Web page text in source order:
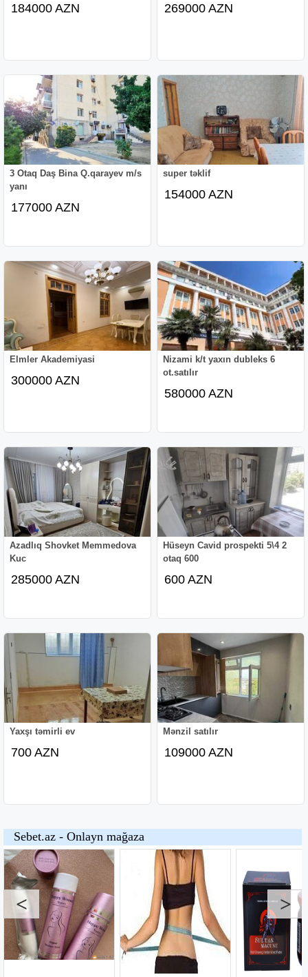
184000 AZN 269000 AZN
3 Otaq Daş Bina Q.qarayev m/s
yanı
177000 AZN
super təklif
154000 AZN
Elmler Akademiyasi
300000 AZN
Nizami k/t yaxın dubleks 6
ot.satılır
580000 AZN
Azadlıq Shovket Memmedova
Kuc
285000 AZN
Hüseyn Cavid prospekti 5\4 2
otaq 600
600 AZN
Yaxşı təmirli ev
700 AZN
Mənzil satılır
109000 AZN